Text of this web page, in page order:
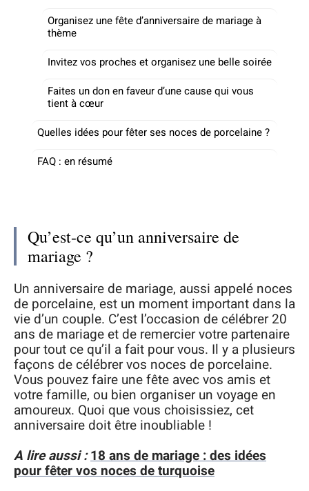
Organisez une fête d’anniversaire de mariage à
thème
Invitez vos proches et organisez une belle soirée
Faites un don en faveur d’une cause qui vous
tient à cœur
Quelles idées pour fêter ses noces de porcelaine ?
FAQ : en résumé
Qu’est-ce qu’un anniversaire de
mariage ?
Un anniversaire de mariage, aussi appelé noces
de porcelaine, est un moment important dans la
vie d’un couple. C’est l’occasion de célébrer 20
ans de mariage et de remercier votre partenaire
pour tout ce qu’il a fait pour vous. Il y a plusieurs
façons de célébrer vos noces de porcelaine.
Vous pouvez faire une fête avec vos amis et
votre famille, ou bien organiser un voyage en
amoureux. Quoi que vous choisissiez, cet
anniversaire doit être inoubliable !
A lire aussi :18 ans de mariage : des idées
pour fêter vos noces de turquoise